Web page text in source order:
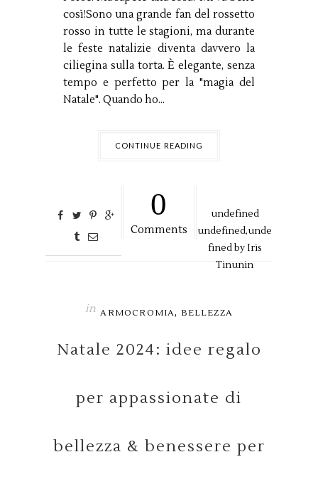
così!Sono una grande fan del rossetto
rosso in tutte le stagioni, ma durante
le feste natalizie diventa davvero la
ciliegina sulla torta. È elegante, senza
tempo e perfetto per la "magia del
Natale". Quando ho...
CONTINUE READING
0
Comments
undefined
undefined,unde
fined byIris
Tinunin
in ARMOCROMIA, BELLEZZA
Natale 2024: idee regalo
per appassionate di
bellezza & benessere per